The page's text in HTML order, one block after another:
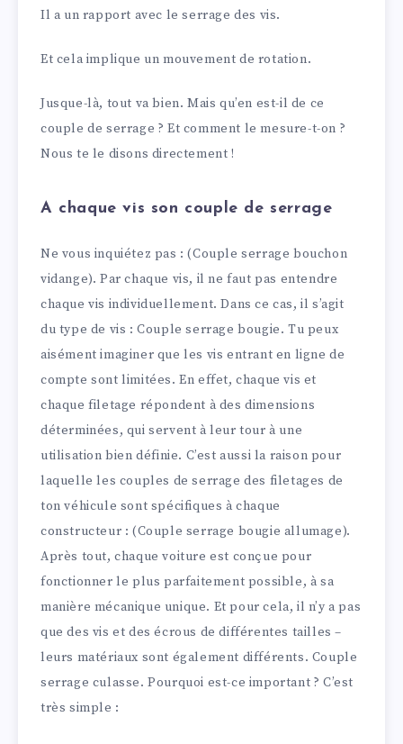
Il a un rapport avec le serrage des vis.
Et cela implique un mouvement de rotation.
Jusque-là, tout va bien. Mais qu’en est-il de ce
couple de serrage ? Et comment le mesure-t-on ?
Nous te le disons directement !
A chaque vis son couple de serrage
Ne vous inquiétez pas : (Couple serrage bouchon
vidange). Par chaque vis, il ne faut pas entendre
chaque vis individuellement. Dans ce cas, il s’agit
du type de vis : Couple serrage bougie. Tu peux
aisément imaginer que les vis entrant en ligne de
compte sont limitées. En effet, chaque vis et
chaque filetage répondent à des dimensions
déterminées, qui servent à leur tour à une
utilisation bien définie. C’est aussi la raison pour
laquelle les couples de serrage des filetages de
ton véhicule sont spécifiques à chaque
constructeur : (Couple serrage bougie allumage).
Après tout, chaque voiture est conçue pour
fonctionner le plus parfaitement possible, à sa
manière mécanique unique. Et pour cela, il n’y a pas
que des vis et des écrous de différentes tailles –
leurs matériaux sont également différents. Couple
serrage culasse. Pourquoi est-ce important ? C’est
très simple :